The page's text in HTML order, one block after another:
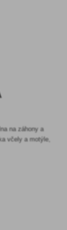
na záhony a
včely a motýle,